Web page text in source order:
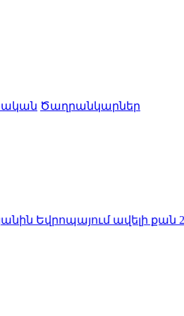
Ծաղրանկարներ
ավելի քան 25 հազար